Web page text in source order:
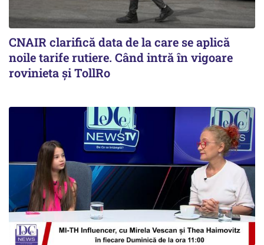
CNAIR clarifică data de la care se aplică
noile tarife rutiere. Când intră în vigoare
rovinieta și TollRo